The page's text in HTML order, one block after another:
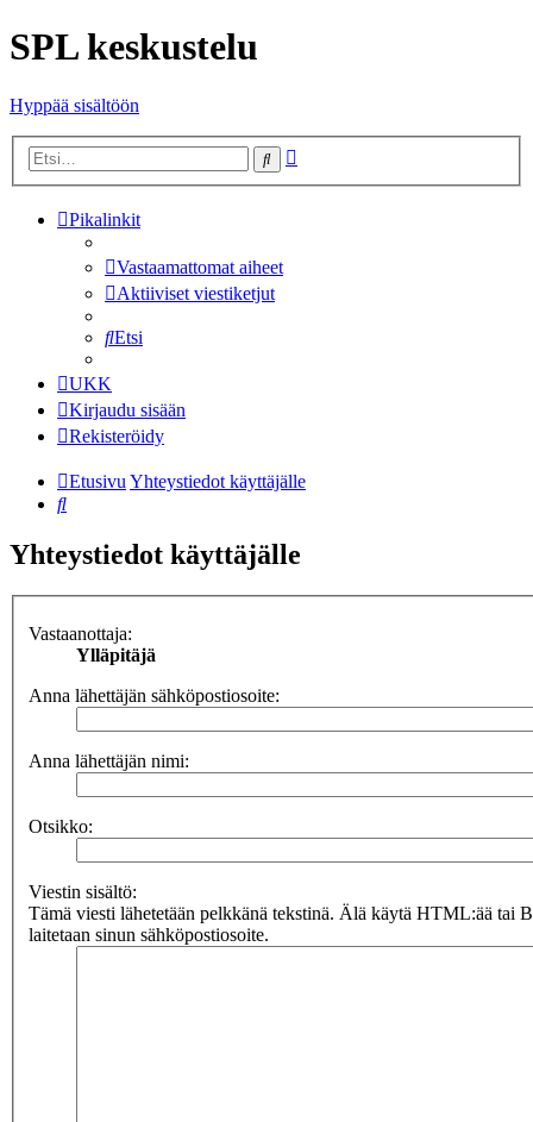
SPL keskustelu
Hyppää sisältöön
Etsi
Pikalinkit
Vastaamattomat aiheet
Aktiiviset viestiketjut
Etsi
UKK
Kirjaudu sisään
Rekisteröidy
EtusivuYhteystiedot käyttäjälle
Etsi
Yhteystiedot käyttäjälle
Vastaanottaja:
Ylläpitäjä
Anna lähettäjän sähköpostiosoite:
Anna lähettäjän nimi:
Otsikko:
Viestin sisältö:
Tämä viesti lähetetään pelkkänä tekstinä. Älä käytä HTML:ää tai
laitetaan sinun sähköpostiosoite.